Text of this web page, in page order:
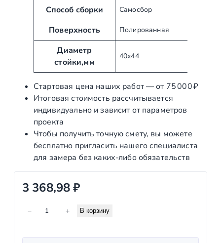
у
ы
е
н
и
е
Способ сборки Самосбор
Поверхность Полированная
Диаметр
стойки,мм
40х44
Стартовая цена наших работ — от 75 000 ₽
Итоговая стоимость рассчитывается
индивидуально и зависит от параметров
проекта
Чтобы получить точную смету, вы можете
бесплатно пригласить нашего специалиста
для замера без каких‑либо обязательств
3 368,98₽
− + В корзину